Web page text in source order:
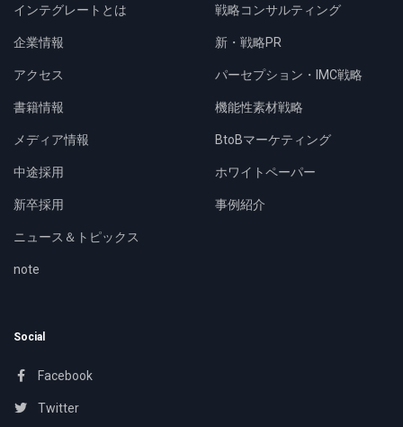
インテグレートとは
企業情報
アクセス
書籍情報
メディア情報
中途採用
新卒採用
ニュース＆トピックス
note
戦略コンサルティング
新・戦略PR
パーセプション・IMC戦略
機能性素材戦略
BtoBマーケティング
ホワイトペーパー
事例紹介
Social
Facebook
Twitter